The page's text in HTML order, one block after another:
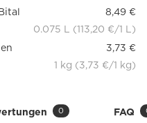
8,49 €
0.075 L (113,20 €/1 L)
3,73 €
1 kg (3,73 €/1 kg)
0 FAQ